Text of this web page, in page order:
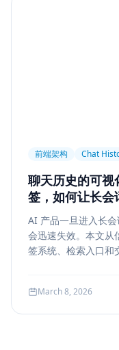
前端架构 Chat
聊天历史的可视
签，如何让长会
AI 产品一旦进入长
会迅速失效。本文从
签系统、检索入口和
March 8, 2026